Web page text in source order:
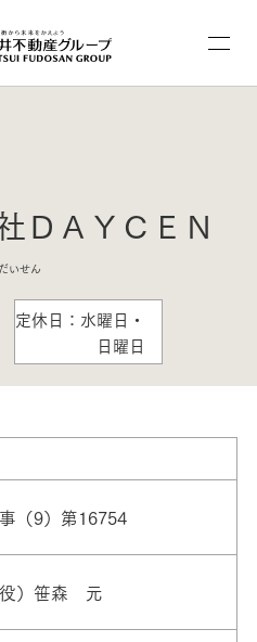
ＤＡＹＣＥＮ
いせん
定休日：水曜日・
日曜日
（9）第16754
役）笹森 元